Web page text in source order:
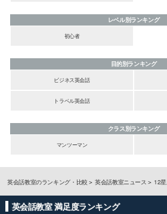
レベル別ランキング
初心者
目的別ランキング
ビジネス英会話
トラベル英会話
クラス別ランキング
マンツーマン
英会話教室のランキング・比較 英会話教室ニュース 12
英会話教室 満足度ランキング